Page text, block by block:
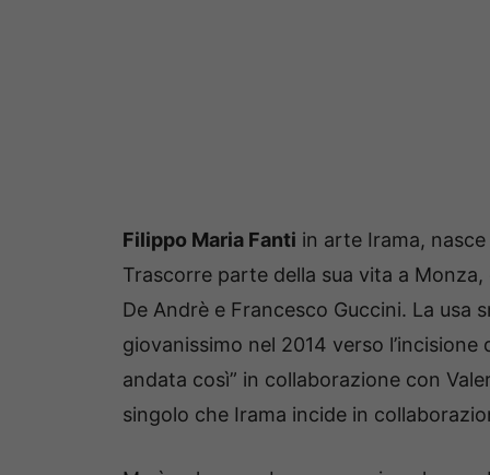
Filippo Maria Fanti in arte Irama,
Trascorre parte della sua vita a
De Andrè e Francesco Guccini. La usa
giovanissimo nel 2014 verso l’incisione
andata così” in collaborazione con
singolo che Irama incide in